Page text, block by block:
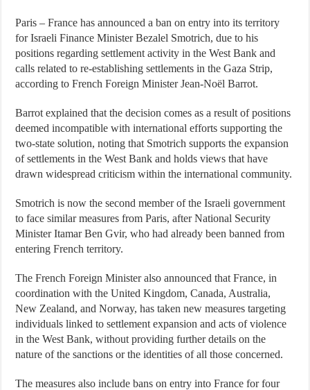
Paris – France has announced a ban on entry into its territory
for Israeli Finance Minister Bezalel Smotrich, due to his
positions regarding settlement activity in the West Bank and
calls related to re-establishing settlements in the Gaza Strip,
according to French Foreign Minister Jean-Noël Barrot.
Barrot explained that the decision comes as a result of positions
deemed incompatible with international efforts supporting the
two-state solution, noting that Smotrich supports the expansion
of settlements in the West Bank and holds views that have
drawn widespread criticism within the international community.
Smotrich is now the second member of the Israeli government
to face similar measures from Paris, after National Security
Minister Itamar Ben Gvir, who had already been banned from
entering French territory.
The French Foreign Minister also announced that France, in
coordination with the United Kingdom, Canada, Australia,
New Zealand, and Norway, has taken new measures targeting
individuals linked to settlement expansion and acts of violence
in the West Bank, without providing further details on the
nature of the sanctions or the identities of all those concerned.
The measures also include bans on entry into France for four